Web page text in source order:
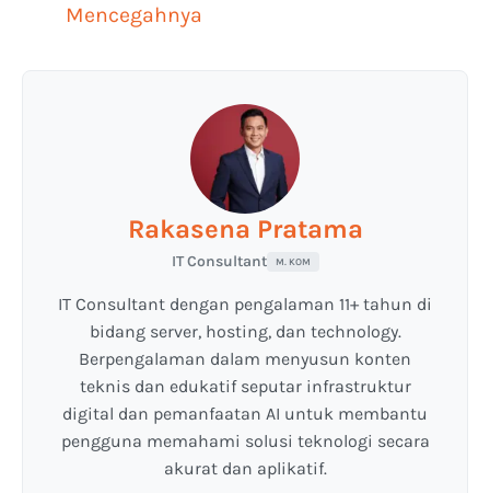
Mencegahnya
Rakasena Pratama
IT Consultant M. KOM
IT Consultant dengan pengalaman 11+ tahun di
bidang server, hosting, dan technology.
Berpengalaman dalam menyusun konten
teknis dan edukatif seputar infrastruktur
digital dan pemanfaatan AI untuk membantu
pengguna memahami solusi teknologi secara
akurat dan aplikatif.